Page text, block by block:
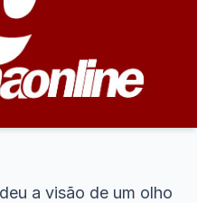
a visão de um olho